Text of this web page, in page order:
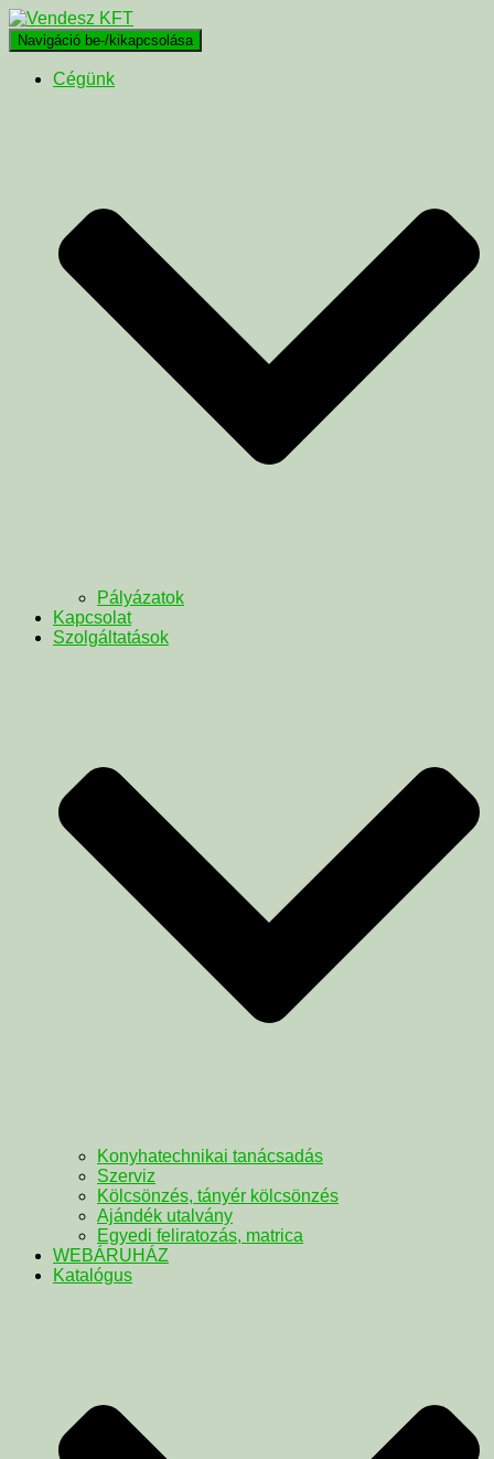
Navigáció be-/kikapcsolása
Cégünk
Pályázatok
Kapcsolat
Szolgáltatások
Konyhatechnikai tanácsadás
Szerviz
Kölcsönzés, tányér kölcsönzés
Ajándék utalvány
Egyedi feliratozás, matrica
WEBÁRUHÁZ
Katalógus